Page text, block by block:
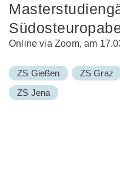
Online via Zoom, am
ZS Gießen ZS Graz
ZS Jena